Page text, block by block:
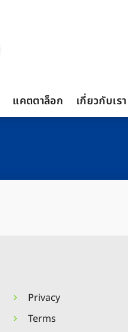
แคตตาล็อก เกี่ยวกับเรา
Privacy
Terms